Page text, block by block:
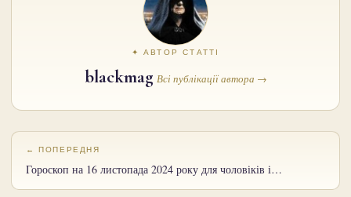
✦ АВТОР СТАТТІ
blackmag Всі публікації автора →
← ПОПЕРЕДНЯ
Гороскоп на 16 листопада 2024 року для чоловіків і…